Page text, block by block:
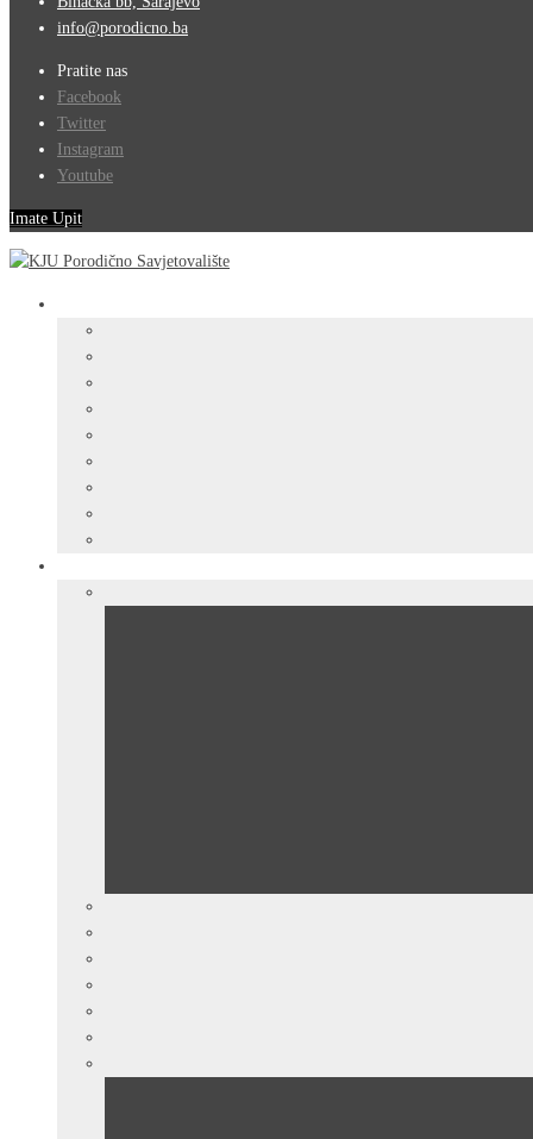
info@porodicno.ba
Pratite nas
Facebook
Twitter
Instagram
Youtube
Imate Upit